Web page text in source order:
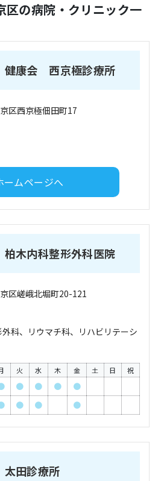
区の病院・クリニック一
康会 西京極診療所
区西京極佃田町17
ームページへ
木内科整形外科医院
区嵯峨北堀町20-121
科、リウマチ科、リハビリテーシ
火 水 木 金 土 日 祝
● ● ●
●
● ● ●
田診療所